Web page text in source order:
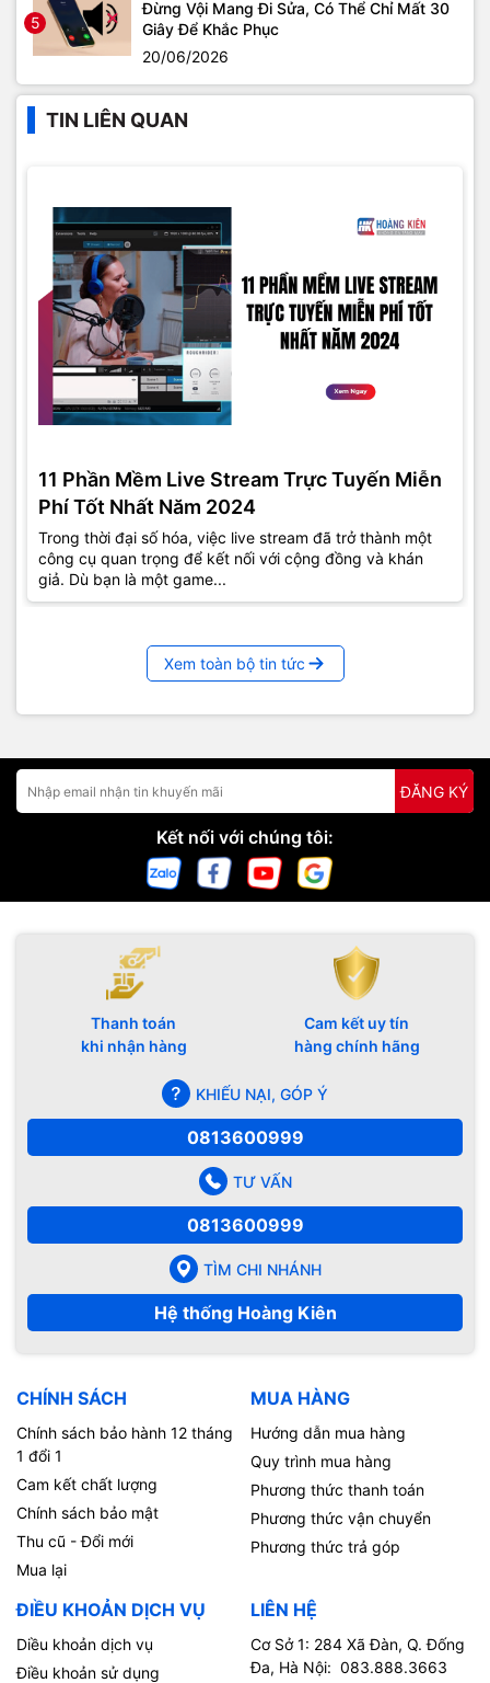
5
Đừng Vội Mang Đi Sửa, Có Thể Chỉ Mất 30
Giây Để Khắc Phục
20/06/2026
TIN LIÊN QUAN
11 Phần Mềm Live Stream Trực Tuyến Miễn
Phí Tốt Nhất Năm 2024
Trong thời đại số hóa, việc live stream đã trở thành một
công cụ quan trọng để kết nối với cộng đồng và khán
giả. Dù bạn là một game...
Xem toàn bộ tin tức
ĐĂNG KÝ
Kết nối với chúng tôi:
Thanh toán
khi nhận hàng
Cam kết uy tín
hàng chính hãng
KHIẾU NẠI, GÓP Ý
0813600999
TƯ VẤN
0813600999
TÌM CHI NHÁNH
Hệ thống Hoàng Kiên
CHÍNH SÁCH
Chính sách bảo hành 12 tháng
1 đổi 1
Cam kết chất lượng
Chính sách bảo mật
Thu cũ - Đổi mới
Mua lại
MUA HÀNG
Hướng dẫn mua hàng
Quy trình mua hàng
Phương thức thanh toán
Phương thức vận chuyển
Phương thức trả góp
ĐIỀU KHOẢN DỊCH VỤ
Diều khoản dịch vụ
Điều khoản sử dụng
LIÊN HỆ
Cơ Sở 1: 284 Xã Đàn, Q. Đống
Đa, Hà Nội: 083.888.3663